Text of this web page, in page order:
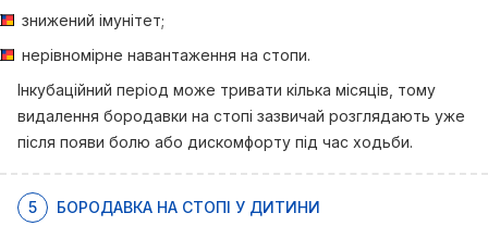
знижений імунітет;
нерівномірне навантаження на стопи.
Інкубаційний період може тривати кілька місяців, тому
видалення бородавки на стопі зазвичай розглядають уже
після появи болю або дискомфорту під час ходьби.
5 БОРОДАВКА НА СТОПІ У ДИТИНИ